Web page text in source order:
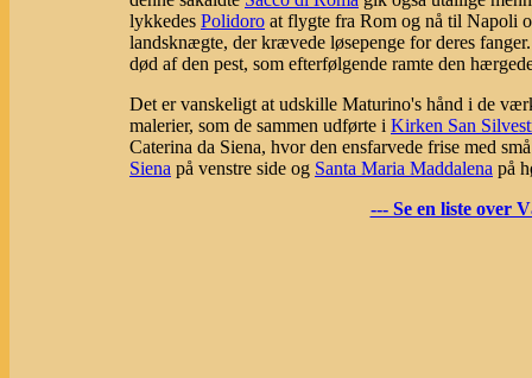
lykkedes Polidoro at flygte fra Rom og nå til Napoli
landsknægte, der krævede løsepenge for deres
død af den pest, som efterfølgende ramte den
Det er vanskeligt at udskille Maturino's hånd i de
malerier, som de sammen udførte i Kirken San
Caterina da Siena, hvor den ensfarvede frise med
Siena på venstre side og Santa Maria Maddalena på
--- Se en liste over